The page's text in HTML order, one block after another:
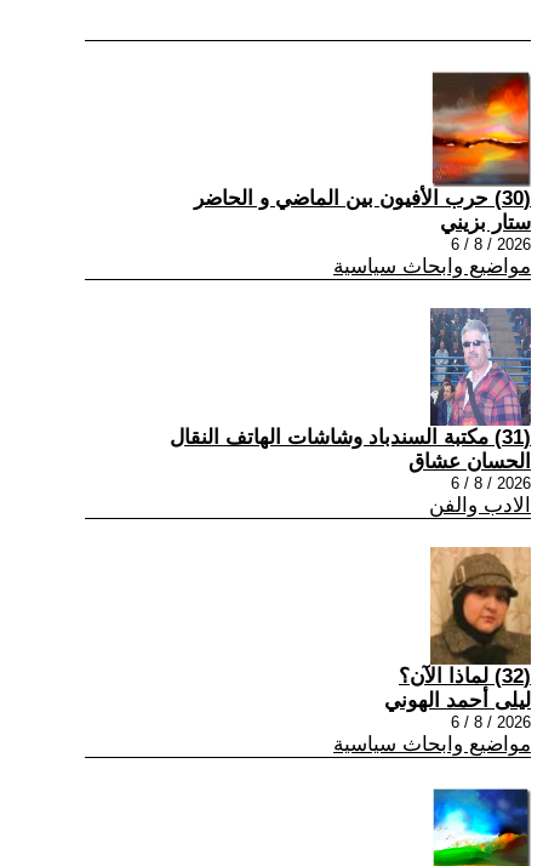
(30) حرب الأفيون بين الماضي و الحاضر
ستار بزيني
2026 / 8 / 6
مواضيع وابحاث سياسية
(31) مكتبة السندباد وشاشات الهاتف النقال
الحسان عشاق
2026 / 8 / 6
الادب والفن
(32) لماذا الآن؟
ليلى أحمد الهوني
2026 / 8 / 6
مواضيع وابحاث سياسية